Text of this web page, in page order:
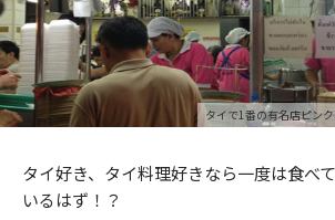
タイで1番の有名店ピン
タイ好き、タイ料理好きなら一度は食べ
いるはず！？